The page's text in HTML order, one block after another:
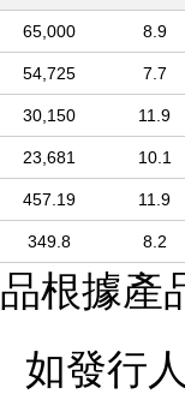
65,000 8.9
54,725 7.7
30,150 11.9
23,681 10.1
457.19 11.9
349.8 8.2
根據產
如發行